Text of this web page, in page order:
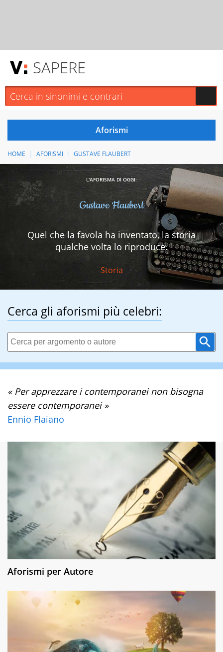
SAPERE
HOME AFORISMI GUSTAVE FLAUBERT
L'AFORISMA DI OGGI:
Gustave Flaubert
Quel che la favola ha inventato, la storia
qualche volta lo riproduce.
Storia
Cerca gli aforismi più celebri:
« Per apprezzare i contemporanei non bisogna
essere contemporanei »
Ennio Flaiano
Aforismi per Autore